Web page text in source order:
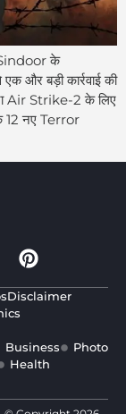
के
और बड़ी कार्रवाई की
Air Strike-2 के लिए
12 नए Terror
Disclaimer
Business
Photo
Health